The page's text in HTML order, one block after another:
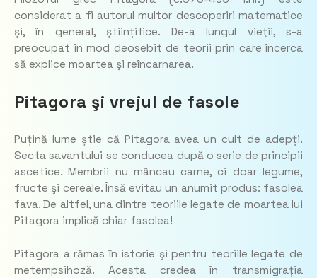
considerat a fi autorul multor descoperiri matematice
și, în general, științifice. De-a lungul vieţii, s-a
preocupat în mod deosebit de teorii prin care încerca
să explice moartea şi reîncarnarea.
Pitagora şi vrejul de fasole
Puțină lume știe că Pitagora avea un cult de adepți.
Secta savantului se conducea după o serie de principii
ascetice. Membrii nu mâncau carne, ci doar legume,
fructe şi cereale. Însă evitau un anumit produs: fasolea
fava. De altfel, una dintre teoriile legate de moartea lui
Pitagora implică chiar fasolea!
Pitagora a rămas în istorie şi pentru teoriile legate de
metempsihoză. Acesta credea în transmigrația